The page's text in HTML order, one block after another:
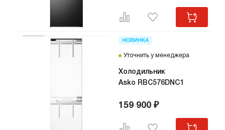
Уточнить у менеджера
Холодильник
Asko RBC576DNC1
159 900 ₽